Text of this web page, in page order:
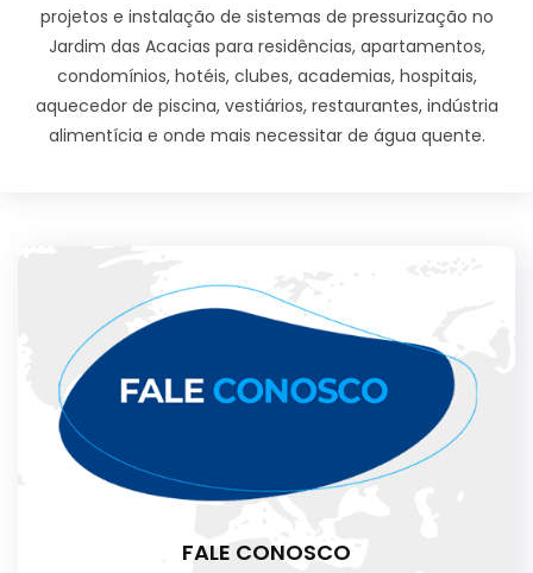
projetos e instalação de sistemas de pressurização no
Jardim das Acacias para residências, apartamentos,
condomínios, hotéis, clubes, academias, hospitais,
aquecedor de piscina, vestiários, restaurantes, indústria
alimentícia e onde mais necessitar de água quente.
FALE CONOSCO